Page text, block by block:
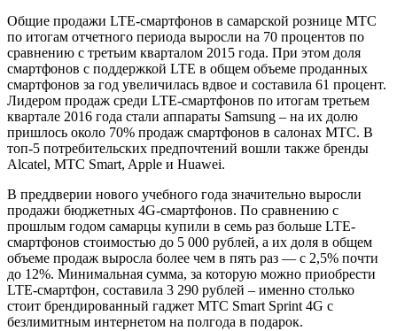
Общие продажи LTE-смартфонов в самарской рознице МТС
по итогам отчетного периода выросли на 70 процентов по
сравнению с третьим кварталом 2015 года. При этом доля
смартфонов с поддержкой LTE в общем объеме проданных
смартфонов за год увеличилась вдвое и составила 61 процент.
Лидером продаж среди LTE-смартфонов по итогам третьем
квартале 2016 года стали аппараты Samsung – на их долю
пришлось около 70% продаж смартфонов в салонах МТС. В
топ-5 потребительских предпочтений вошли также бренды
Alcatel, МТС Smart, Apple и Huawei.
В преддверии нового учебного года значительно выросли
продажи бюджетных 4G-смартфонов. По сравнению с
прошлым годом самарцы купили в семь раз больше LTE-
смартфонов стоимостью до 5 000 рублей, а их доля в общем
объеме продаж выросла более чем в пять раз — с 2,5% почти
до 12%. Минимальная сумма, за которую можно приобрести
LTE-смартфон, составила 3 290 рублей – именно столько
стоит брендированный гаджет МТС Smart Sprint 4G с
безлимитным интернетом на полгода в подарок.